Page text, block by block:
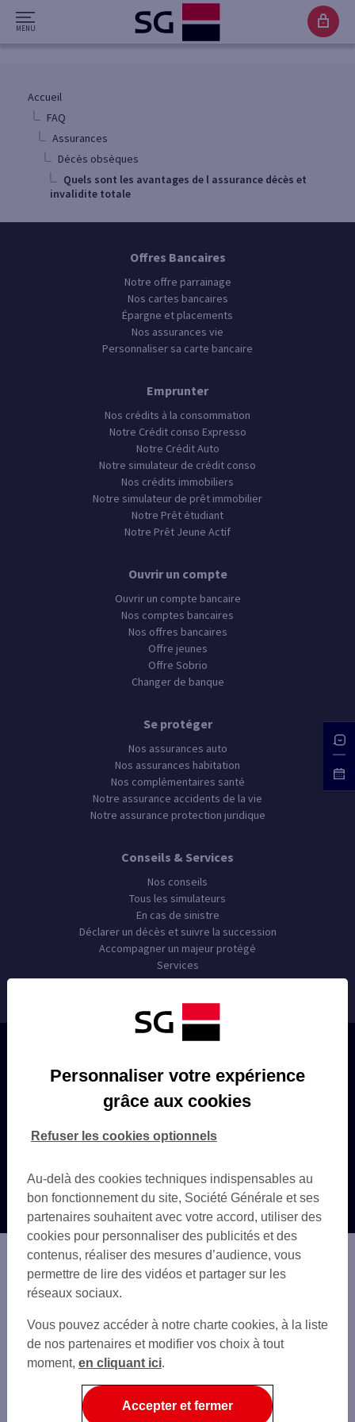
Accueil
FAQ
Assurances
Décès obsèques
Quels sont les avantages de l assurance décès et
invalidite totale
Offres Bancaires
Notre offre parrainage
Nos cartes bancaires
Épargne et placements
Nos assurances vie
Personnaliser sa carte bancaire
Emprunter
Nos crédits à la consommation
Notre Crédit conso Expresso
Notre Crédit Auto
Notre simulateur de crédit conso
Nos crédits immobiliers
Notre simulateur de prêt immobilier
Notre Prêt étudiant
Notre Prêt Jeune Actif
Ouvrir un compte
Ouvrir un compte bancaire
Nos comptes bancaires
Nos offres bancaires
Offre jeunes
Offre Sobrio
Changer de banque
Se protéger
Nos assurances auto
Nos assurances habitation
Nos complémentaires santé
Notre assurance accidents de la vie
Notre assurance protection juridique
Conseils & Services
Nos conseils
Tous les simulateurs
En cas de sinistre
Déclarer un décès et suivre la succession
Accompagner un majeur protégé
Services
Questions fréquentes
Trouver une agence
Gestion des Cookies
Données personnelles
Documentation et Tarifs
Résilier une prestation
Contestation et réclamation
Personnaliser votre expérience
grâce aux cookies
Au-delà des cookies techniques indispensables au
bon fonctionnement du site, Société Générale et ses
partenaires souhaitent avec votre accord, utiliser des
cookies pour personnaliser des publicités et des
contenus, réaliser des mesures d’audience, vous
permettre de lire des vidéos et partager sur les
réseaux sociaux.
Vous pouvez accéder à notre charte cookies, à la liste
de nos partenaires et modifier vos choix à tout
moment, en cliquant ici.
Refuser les cookies optionnels
Accepter et fermer